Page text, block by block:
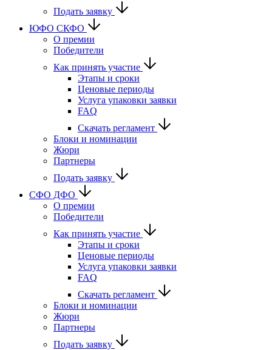
Подать заявку
ЮФО СКФО
О премии
Победители
Как принять участие
Этапы и сроки
Ценовые периоды
Услуга упаковки заявки
FAQ
Скачать регламент
Блоки и номинации
Жюри
Партнеры
Подать заявку
CФО ДФО
О премии
Победители
Как принять участие
Этапы и сроки
Ценовые периоды
Услуга упаковки заявки
FAQ
Скачать регламент
Блоки и номинации
Жюри
Партнеры
Подать заявку